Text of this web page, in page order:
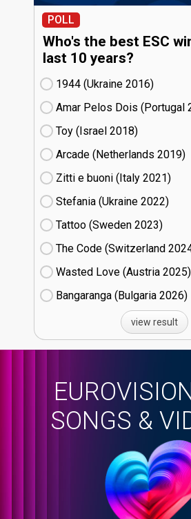
POLL
Who's the best ESC
last 10 years?
1944 (Ukraine
16)
Amar Pelos Dois (Portugal
Toy (Israel
18)
Arcade (Netherlands
19)
Zitti e buoni​ (Italy
21)
Stefania (Ukraine
22)
Tattoo (Sweden
23)
The Code (Switzerland
Wasted Love (Austria
25)
Bangaranga (Bulgaria
26)
view result
SONGS &